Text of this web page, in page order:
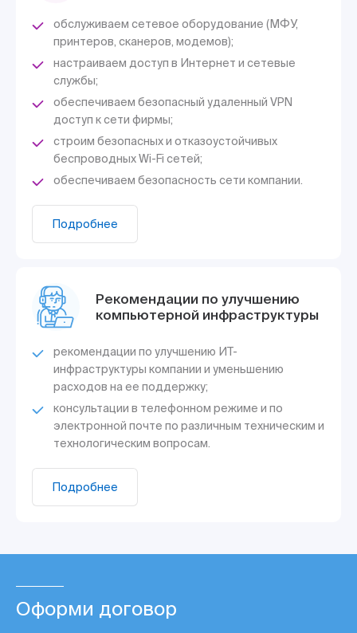
обслуживаем сетевое оборудование (МФУ,
принтеров, сканеров, модемов);
настраиваем доступ в Интернет и сетевые
службы;
обеспечиваем безопасный удаленный VPN
доступ к сети фирмы;
строим безопасных и отказоустойчивых
беспроводных Wi-Fi сетей;
обеспечиваем безопасность сети компании.
Подробнее
Рекомендации по улучшению
компьютерной инфраструктуры
рекомендации по улучшению ИТ-
инфраструктуры компании и уменьшению
расходов на ее поддержку;
консультации в телефонном режиме и по
электронной почте по различным техническим и
технологическим вопросам.
Подробнее
Оформи договор